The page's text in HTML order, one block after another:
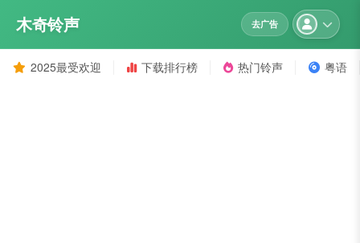
木奇铃声 去广告
2025最受欢迎 下载排行榜 热门铃声 粤语